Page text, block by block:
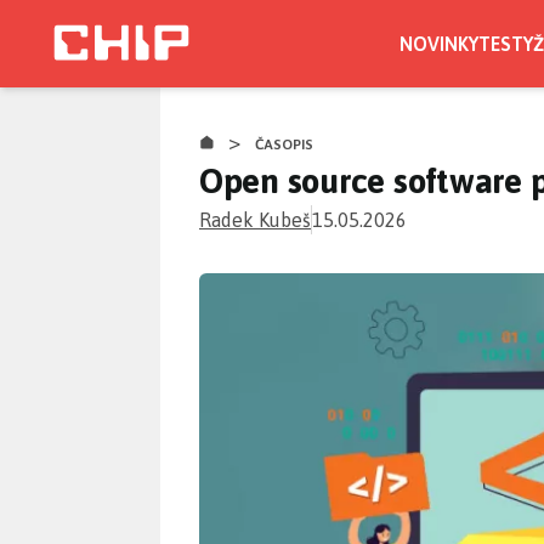
NOVINKYTESTY
> ČASOPIS
Open source software
Radek Kubeš15.05.2026